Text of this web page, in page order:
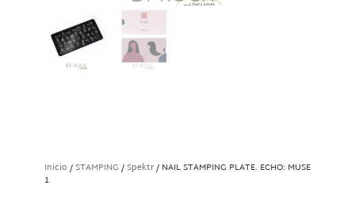
Inicio / STAMPING / Spektr/ NAIL STAMPING PLATE. ECHO: MUSE
1